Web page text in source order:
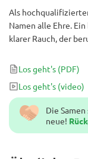
Die
neue!
Als
Namen alle Ehre.
klarer Rauch, der
ohne die
anderen Stämmen
Los geht's (PDF)
Los geht's (video)